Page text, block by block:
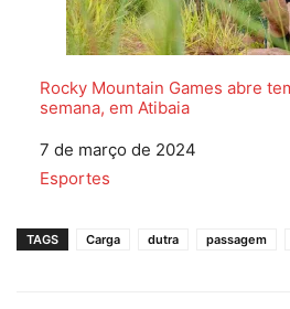
Rocky Mountain Games abre
semana, em Atibaia
Data
7 de março de 2024
Em relação a
Esportes
TAGS Carga dutra passagem